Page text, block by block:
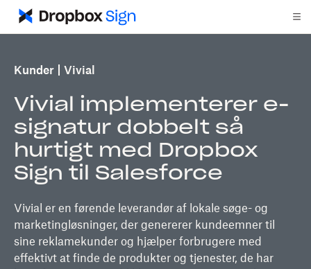
Kunder Vivial
Vivial implementerer e-
signatur dobbelt så
hurtigt med Dropbox
Sign til Salesforce
Vivial er en førende leverandør af lokale søge- og
marketingløsninger, der genererer kundeemner til
sine reklamekunder og hjælper forbrugere med
effektivt at finde de produkter og tjenester, de har